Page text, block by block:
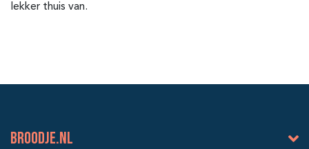
lekker thuis van.
BROODJE.NL